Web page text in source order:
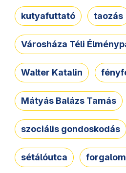
kutyafuttató taozás
Városháza Téli
Walter Katalin
Mátyás Balázs Tamás
szociális gondoskodás
sétálóutca